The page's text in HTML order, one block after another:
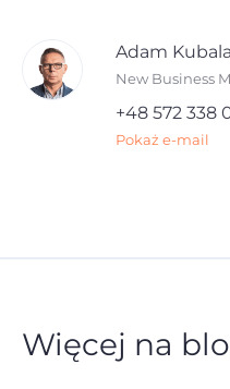
Adam Kubala
New Business
+48 572 338
Pokaż e-mail
Więcej na